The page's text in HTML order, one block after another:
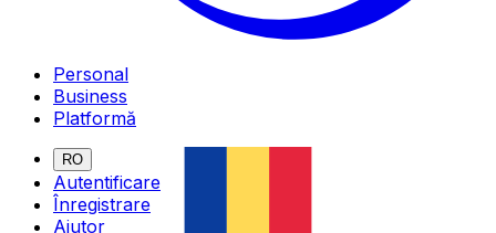
Personal
Business
Platformă
RO
Autentificare
Înregistrare
Ajutor